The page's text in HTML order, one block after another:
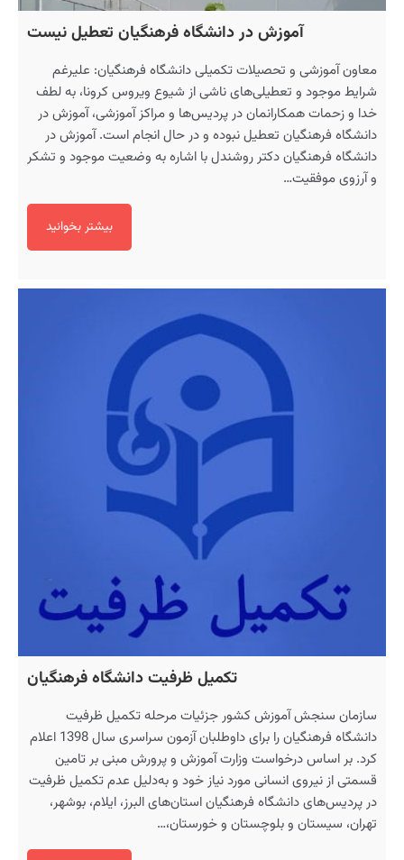
آموزش در دانشگاه فرهنگیان تعطیل نیست
معاون آموزشی و تحصیلات تکمیلی دانشگاه فرهنگیان: علیرغم
شرایط موجود و تعطیلی‌های ناشی از شیوع ویروس کرونا، به لطف
خدا و زحمات همکارانمان در پردیس‌ها و مراکز آموزشی، آموزش در
دانشگاه فرهنگیان تعطیل نبوده و در حال انجام است. آموزش در
دانشگاه فرهنگیان دکتر روشندل با اشاره به وضعیت موجود و تشکر
و آرزوی موفقیت…
بیشتر بخوانید
تکمیل ظرفیت دانشگاه فرهنگیان
سازمان سنجش آموزش کشور جزئیات مرحله تکمیل ظرفیت
دانشگاه فرهنگیان را برای داوطلبان آزمون سراسری سال 1398 اعلام
کرد. بر اساس درخواست وزارت آموزش و پرورش مبنی بر تامین
قسمتی از نیروی انسانی مورد نیاز خود و به‌دلیل عدم تکمیل ظرفیت
در پردیس‌های دانشگاه فرهنگیان استان‌های البرز، ایلام، بوشهر،
تهران، سیستان و بلوچستان و خورستان،…